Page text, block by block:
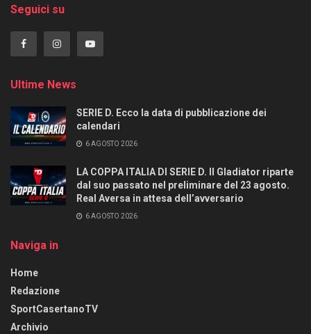
Seguici su
Ultime News
SERIE D. Ecco la data di pubblicazione dei
calendari
6 AGOSTO 2026
LA COPPA ITALIA DI SERIE D. Il Gladiator riparte
dal suo passato nel preliminare del 23 agosto.
Real Aversa in attesa dell’avversario
6 AGOSTO 2026
Naviga in
Home
Redazione
SportCasertanoTV
Archivio